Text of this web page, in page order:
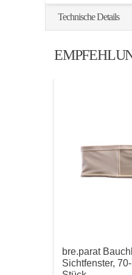
Technische Details
bre.parat
Sichtfenster,